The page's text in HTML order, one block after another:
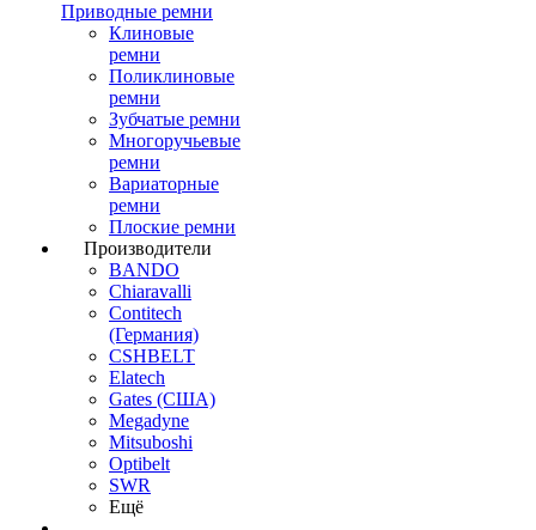
Приводные ремни
Клиновые
ремни
Поликлиновые
ремни
Зубчатые ремни
Многоручьевые
ремни
Вариаторные
ремни
Плоские ремни
Производители
BANDO
Chiaravalli
Contitech
(Германия)
CSHBELT
Elatech
Gates (США)
Megadyne
Mitsuboshi
Optibelt
SWR
Ещё